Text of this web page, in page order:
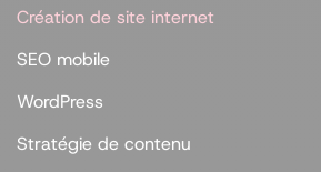
Création de site internet
SEO mobile
WordPress
Stratégie de contenu